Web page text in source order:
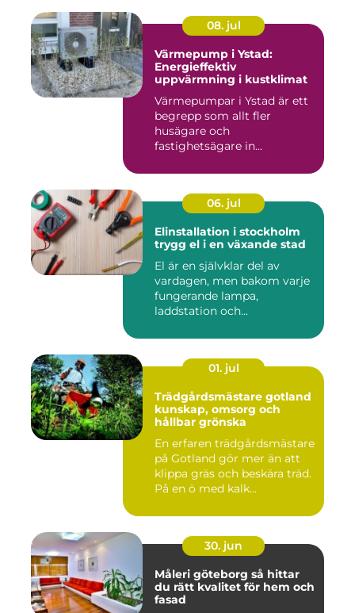
08. jul
Värmepump i Ystad:
Energieffektiv
uppvärmning i kustklimat
Värmepumpar i Ystad är ett
begrepp som allt fler
husägare och
fastighetsägare in...
06. jul
Elinstallation i stockholm
trygg el i en växande stad
El är en självklar del av
vardagen, men bakom varje
fungerande lampa,
laddstation och
01. jul
Trädgårdsmästare gotland
kunskap, omsorg och
hållbar grönska
En erfaren trädgårdsmästare
på Gotland gör mer än att
klippa gräs och beskära träd.
På en ö med kalk...
30. jun
Måleri göteborg så hittar
du rätt kvalitet för hem och
fasad